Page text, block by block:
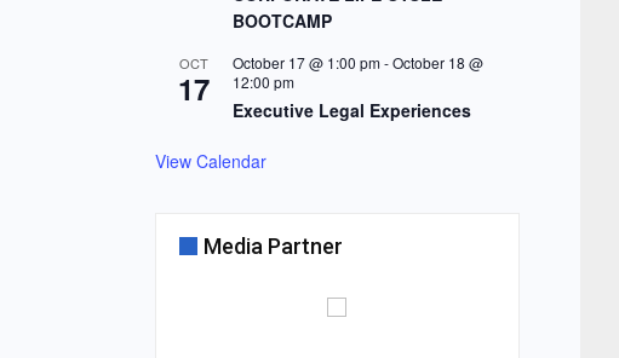
BOOTCAMP
OCT
17
October 17 @ 1:00 pm-October 18 @
12:00 pm
Executive Legal Experiences
View Calendar
Media Partner